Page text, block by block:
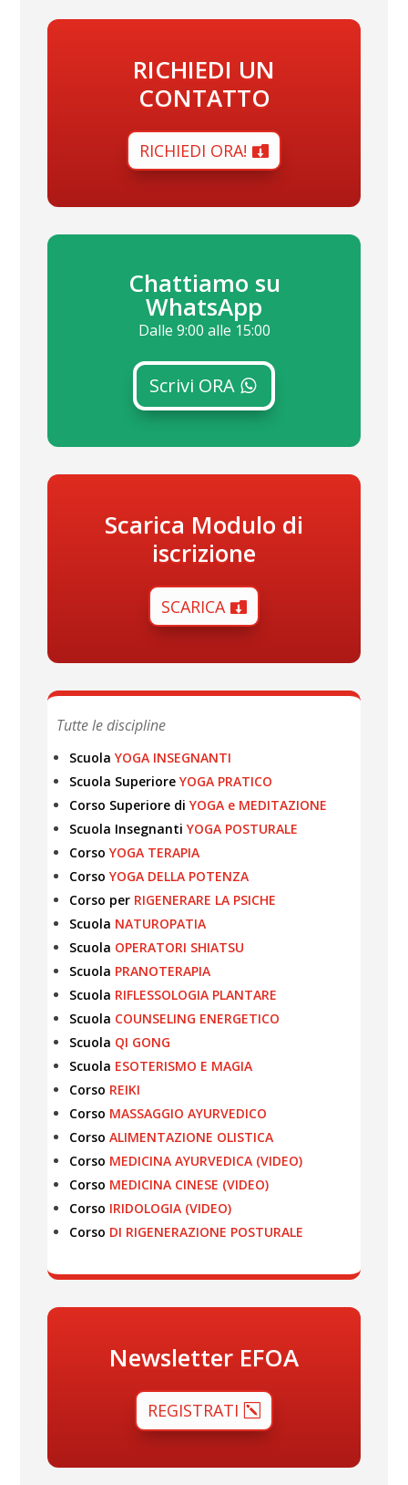
RICHIEDI UN
CONTATTO
RICHIEDI ORA!
Chattiamo su
WhatsApp
Dalle 9:00 alle 15:00
Scrivi ORA
Scarica Modulo di
iscrizione
SCARICA
Tutte le discipline
Scuola YOGA INSEGNANTI
Scuola SuperioreYOGA PRATICO
Corso Superiore diYOGA e MEDITAZIONE
Scuola Insegnanti YOGA POSTURALE
Corso YOGA TERAPIA
Corso YOGA DELLA POTENZA
Corso per RIGENERARE LA PSICHE
Scuola NATUROPATIA
Scuola OPERATORI SHIATSU
Scuola PRANOTERAPIA
Scuola RIFLESSOLOGIA PLANTARE
Scuola COUNSELING ENERGETICO
Scuola QI GONG
Scuola ESOTERISMO E MAGIA
Corso REIKI
Corso MASSAGGIO AYURVEDICO
Corso ALIMENTAZIONE OLISTICA
Corso MEDICINA AYURVEDICA (VIDEO)
Corso MEDICINA CINESE (VIDEO)
Corso IRIDOLOGIA (VIDEO)
Corso DI RIGENERAZIONE POSTURALE
Newsletter EFOA
REGISTRATI